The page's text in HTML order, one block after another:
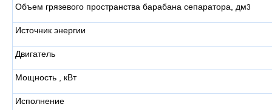
Объем грязевого пространства барабана сепаратора, дм3
Источник энергии
Двигатель
Мощность , кВт
Исполнение